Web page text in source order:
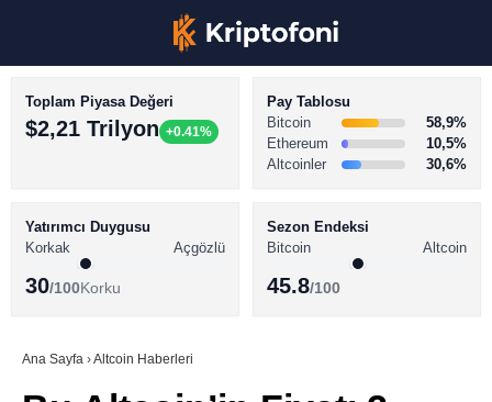
Youtube
BİTCOİN HABERLERİ
ALTCOİN HABERLERİ
SÖZLÜK
Toplam Piyasa Değeri
$2,21 Trilyon +0.41%
Pay Tablosu
Bitcoin
58,9%
Ethereum
10,5%
Altcoinler
30,6%
Yatırımcı Duygusu
Korkak
Açgözlü
30/100Korku
Sezon Endeksi
Bitcoin
Altcoin
45.8/100
Ana Sayfa ›Altcoin Haberleri